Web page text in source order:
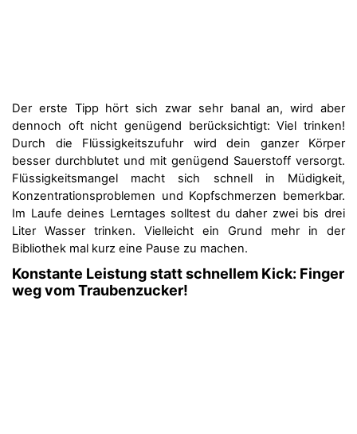
Der erste Tipp hört sich zwar sehr banal an, wird aber
dennoch oft nicht genügend berücksichtigt: Viel trinken!
Durch die Flüssigkeitszufuhr wird dein ganzer Körper
besser durchblutet und mit genügend Sauerstoff versorgt.
Flüssigkeitsmangel macht sich schnell in Müdigkeit,
Konzentrationsproblemen und Kopfschmerzen bemerkbar.
Im Laufe deines Lerntages solltest du daher zwei bis drei
Liter Wasser trinken. Vielleicht ein Grund mehr in der
Bibliothek mal kurz eine Pause zu machen.
Konstante Leistung statt schnellem Kick: Finger
weg vom Traubenzucker!